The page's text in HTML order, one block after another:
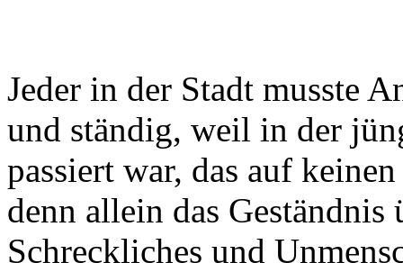
Jeder in der Stadt musste
und ständig, weil in der
passiert war, das auf
denn allein das Geständnis
Schreckliches und